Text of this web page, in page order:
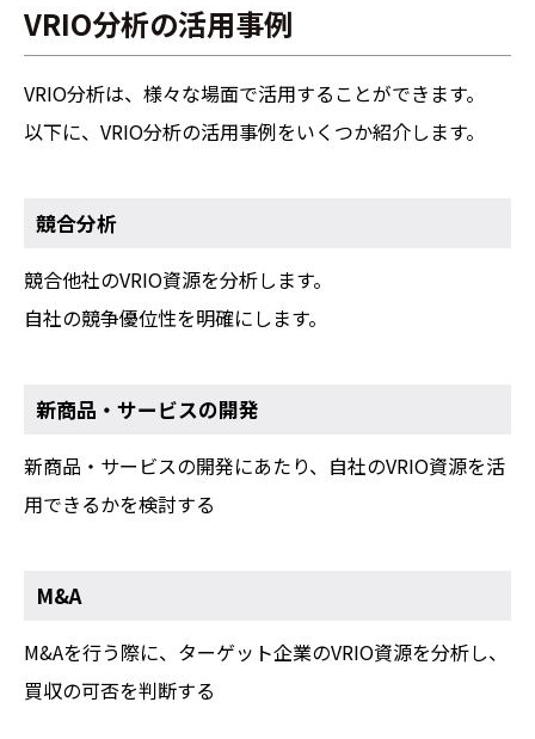
VRIO分析の活用事例
VRIO分析は、様々な場面で活用することができます。
以下に、VRIO分析の活用事例をいくつか紹介します。
競合分析
競合他社のVRIO資源を分析します。
自社の競争優位性を明確にします。
新商品・サービスの開発
新商品・サービスの開発にあたり、自社のVRIO資源を活
用できるかを検討する
M&A
M&Aを行う際に、ターゲット企業のVRIO資源を分析し、
買収の可否を判断する